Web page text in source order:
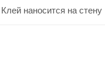
Клей наносится на стену